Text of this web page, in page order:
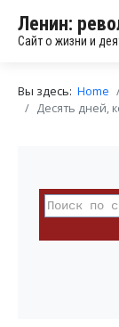
Ленин:
Сайт о жизни и
Вы здесь: Home
Десять дней,